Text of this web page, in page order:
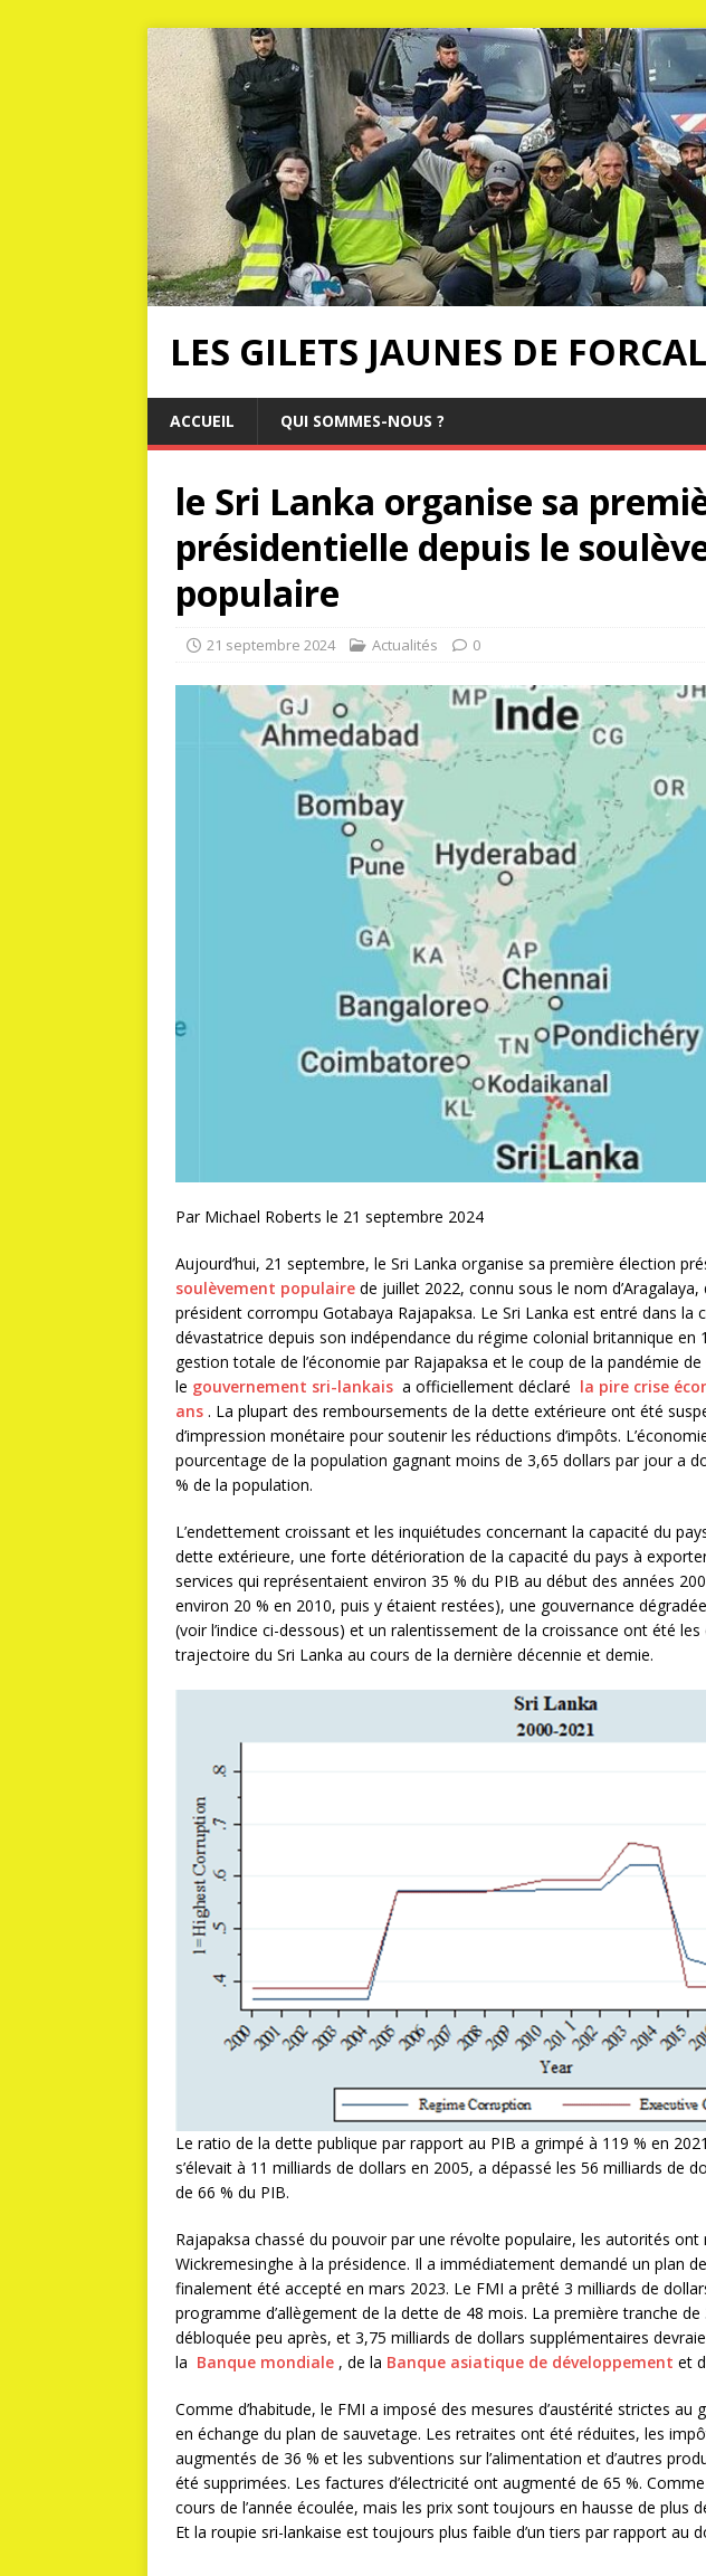
LES GILETS JAUNES DE
ACCUEIL QUI SOMMES-NOUS ?
le Sri Lanka organise sa
présidentielle depuis le
populaire
21 septembre 2024 Actualités 0
Par Michael Roberts le 21 septembre 2024
Aujourd’hui, 21 septembre, le Sri Lanka organise sa première élection
soulèvement populaire de juillet 2022, connu sous le nom
président corrompu Gotabaya Rajapaksa. Le Sri Lanka est entré dans la
dévastatrice depuis son indépendance du régime colonial britannique en
gestion totale de l’économie par Rajapaksa et le coup de la pandémie de
le gouvernement sri-lankais a officiellement déclaré la pire crise
ans . La plupart des remboursements de la dette extérieure ont été
d’impression monétaire pour soutenir les réductions d’impôts.
pourcentage de la population gagnant moins de 3,65 dollars par jour a
% de la population.
L’endettement croissant et les inquiétudes concernant la capacité du
dette extérieure, une forte détérioration de la capacité du pays à
services qui représentaient environ 35 % du PIB au début des années
environ 20 % en 2010, puis y étaient restées), une gouvernance
(voir l’indice ci-dessous) et un ralentissement de la croissance ont été
trajectoire du Sri Lanka au cours de la dernière décennie et demie.
Le ratio de la dette publique par rapport au PIB a grimpé à 119 % en
s’élevait à 11 milliards de dollars en 2005, a dépassé les 56 milliards de
de 66 % du PIB.
Rajapaksa chassé du pouvoir par une révolte populaire, les autorités ont
Wickremesinghe à la présidence. Il a immédiatement demandé un plan
finalement été accepté en mars 2023. Le FMI a prêté 3 milliards de
programme d’allègement de la dette de 48 mois. La première tranche
débloquée peu après, et 3,75 milliards de dollars supplémentaires
la Banque mondiale , de la Banque asiatique de développement et
Comme d’habitude, le FMI a imposé des mesures d’austérité strictes au
en échange du plan de sauvetage. Les retraites ont été réduites, les
augmentés de 36 % et les subventions sur l’alimentation et d’autres
été supprimées. Les factures d’électricité ont augmenté de 65 %.
cours de l’année écoulée, mais les prix sont toujours en hausse de plus
Et la roupie sri-lankaise est toujours plus faible d’un tiers par rapport au